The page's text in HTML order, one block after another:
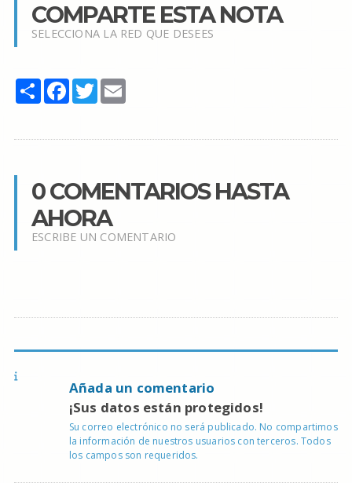
COMPARTE ESTA NOTA
SELECCIONA LA RED QUE DESEES
Share Facebook
TwitterEmail
0 COMENTARIOS HASTA
AHORA
ESCRIBE UN COMENTARIO
Añada un comentario
¡Sus datos están protegidos!
Su correo electrónico no será publicado. No compartimos
la información de nuestros usuarios con terceros. Todos
los campos son requeridos.